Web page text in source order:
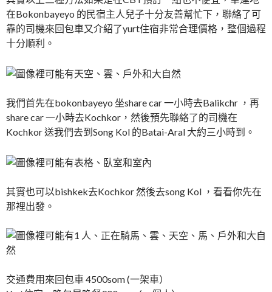
在Bokonbayeyo 的民宿主人兒子十分友善幫忙下，聯絡了可
靠的司機來回包車又介紹了yurt住宿非常合理價格，整個過程
十分順利。
我們首先在bokonbayeyo 坐share car 一小時去Balikchr ，再
share car 一小時去Kochkor，然後預先聯絡了的司機在
Kochkor 送我們去到Song Kol 的Batai-Aral 大約三小時到。
其實也可以bishkek去Kochkor 然後去song Kol ，看看你先在
那裡出發。
交通費用來回包車 4500som (一架車）